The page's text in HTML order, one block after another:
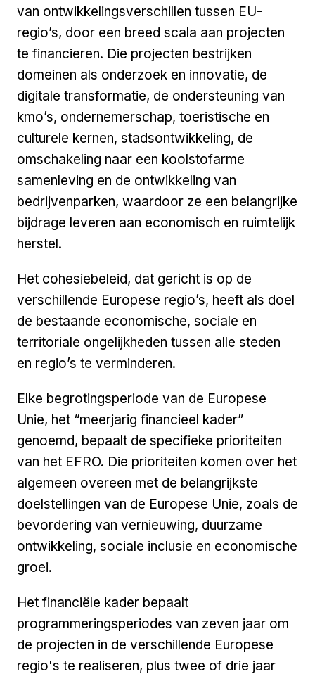
van ontwikkelingsverschillen tussen EU-
regio’s, door een breed scala aan projecten
te financieren. Die projecten bestrijken
domeinen als onderzoek en innovatie, de
digitale transformatie, de ondersteuning van
kmo’s, ondernemerschap, toeristische en
culturele kernen, stadsontwikkeling, de
omschakeling naar een koolstofarme
samenleving en de ontwikkeling van
bedrijvenparken, waardoor ze een belangrijke
bijdrage leveren aan economisch en ruimtelijk
herstel.
Het cohesiebeleid, dat gericht is op de
verschillende Europese regio’s, heeft als doel
de bestaande economische, sociale en
territoriale ongelijkheden tussen alle steden
en regio’s te verminderen.
Elke begrotingsperiode van de Europese
Unie, het “meerjarig financieel kader”
genoemd, bepaalt de specifieke prioriteiten
van het EFRO. Die prioriteiten komen over het
algemeen overeen met de belangrijkste
doelstellingen van de Europese Unie, zoals de
bevordering van vernieuwing, duurzame
ontwikkeling, sociale inclusie en economische
groei.
Het financiële kader bepaalt
programmeringsperiodes van zeven jaar om
de projecten in de verschillende Europese
regio's te realiseren, plus twee of drie jaar